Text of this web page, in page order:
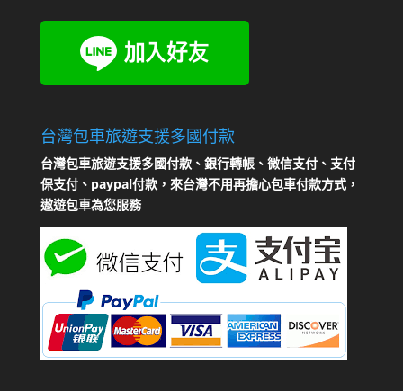
台灣包車旅遊支援多國付款
台灣包車旅遊支援多國付款、銀行轉帳、微信支付、支付
保支付、paypal付款，來台灣不用再擔心包車付款方式，
遨遊包車為您服務